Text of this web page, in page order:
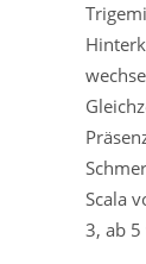
Scala
3, ab